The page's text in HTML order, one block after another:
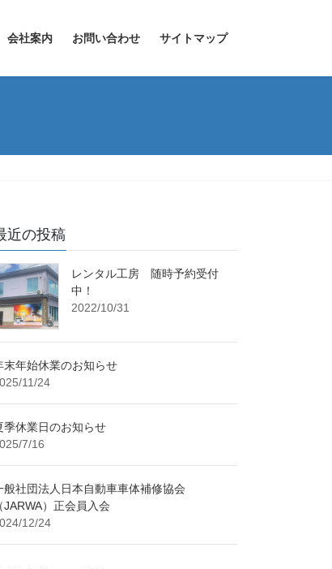
会社案内 お問い合わせ サイトマップ
近の投稿
レンタル工房 随時予約受付
中！
2022/10/31
末年始休業のお知らせ
11/24
季休業日のお知らせ
7/16
般社団法人日本自動車車体補修協会
（JARWA）正会員入会
12/24